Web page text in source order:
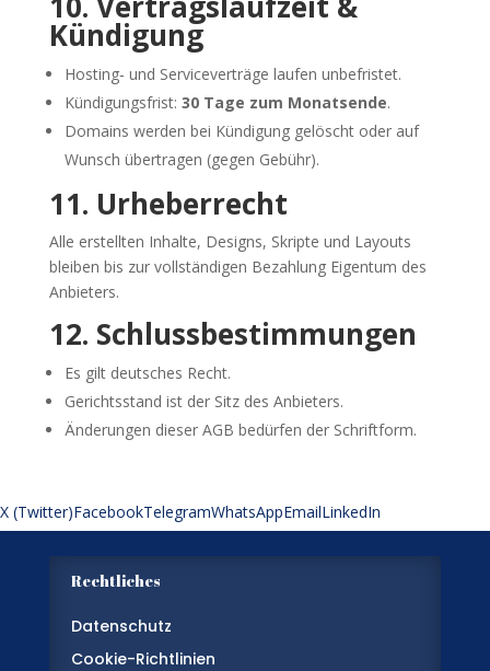
Kündigung
Hosting‑ und Serviceverträge laufen unbefristet.
Kündigungsfrist: 30 Tage zum Monatsende.
Domains werden bei Kündigung gelöscht oder auf
Wunsch übertragen (gegen Gebühr).
11. Urheberrecht
Alle erstellten Inhalte, Designs, Skripte und Layouts
bleiben bis zur vollständigen Bezahlung Eigentum des
Anbieters.
12. Schlussbestimmungen
Es gilt deutsches Recht.
Gerichtsstand ist der Sitz des Anbieters.
Änderungen dieser AGB bedürfen der Schriftform.
X (Twitter)FacebookTelegramWhatsAppEmailLinkedIn
Rechtliches
Datenschutz
Cookie-Richtlinien